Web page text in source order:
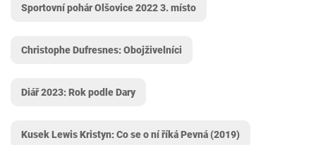
Sportovní pohár Olšovice 2022 3. místo
Christophe Dufresnes: Obojživelníci
Diář 2023: Rok podle Dary
Kusek Lewis Kristyn: Co se o ní říká Pevná (2019)